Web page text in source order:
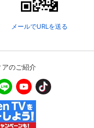
メールでURLを送る
のご紹介